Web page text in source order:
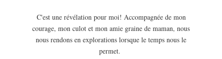
C'est une révélation pour moi! Accompagnée de mon
courage, mon culot et mon amie graine de maman, nous
nous rendons en explorations lorsque le temps nous le
permet.